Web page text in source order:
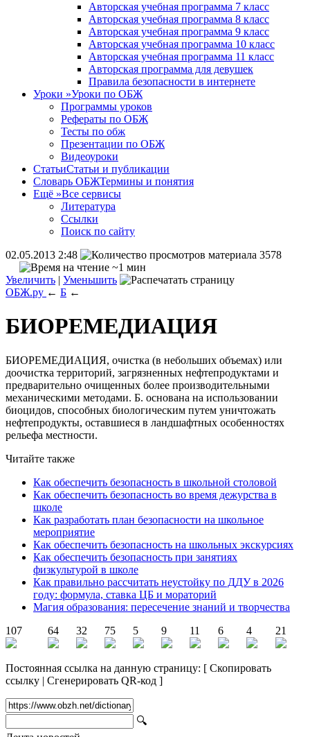
Авторская учебная программа 7 класс
Авторская учебная программа 8 класс
Авторская учебная программа 9 класс
Авторская учебная программа 10 класс
Авторская учебная программа 11 класс
Авторская программа для девушек
Правила безопасности в интернете
Уроки »Уроки по ОБЖ
Программы уроков
Рефераты по ОБЖ
Тесты по обж
Презентации по ОБЖ
Видеоуроки
СтатьиСтатьи и публикации
Словарь ОБЖТермины и понятия
Ещё »Все сервисы
Литература
Ссылки
Поиск по сайту
02.05.2013 2:48
3578
~1 мин
Увеличить | Уменьшить
ОБЖ.ру ← Б ←
БИОРЕМЕДИАЦИЯ
БИОРЕМЕДИАЦИЯ, очистка (в небольших объемах) или
доочистка территорий, загрязненных нефтепродуктами и
предварительно очищенных более производительными
механическими методами. Б. основана на использовании
биоцидов, способных биологическим путем уничтожать
нефтепродукты, оставшиеся в ландшафтных особенностях
рельефа местности.
Читайте также
Как обеспечить безопасность в школьной столовой
Как обеспечить безопасность во время дежурства в
школе
Как разработать план безопасности на школьное
мероприятие
Как обеспечить безопасность на школьных экскурсиях
Как обеспечить безопасность при занятиях
физкультурой в школе
Как правильно рассчитать неустойку по ДДУ в 2026
году: формула, ставка ЦБ и мораторий
Магия образования: пересечение знаний и творчества
107
64 32 75 5 9 11 6 4 21
Постоянная ссылка на данную страницу: [ Скопировать
ссылку | Сгенерировать QR-код ]
🔍